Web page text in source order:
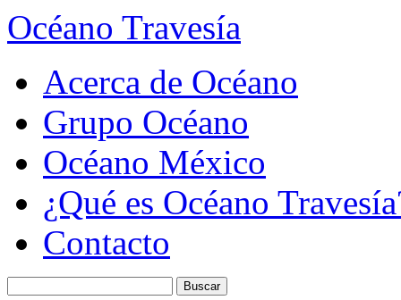
Océano Travesía
Acerca de Océano
Grupo Océano
Océano México
¿Qué es Océano
Contacto